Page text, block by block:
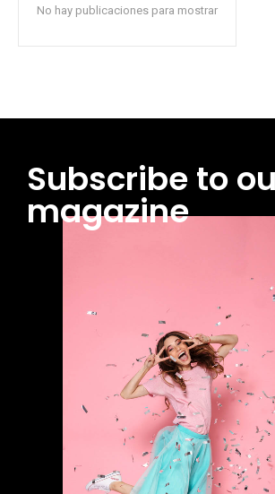
No hay publicaciones para mostrar
Subscribe to
magazine